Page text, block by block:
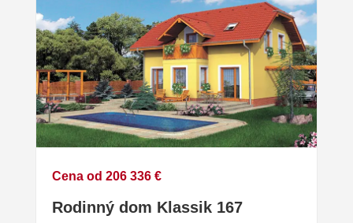
Cena od 206 336 €
Rodinný dom Klassik 167